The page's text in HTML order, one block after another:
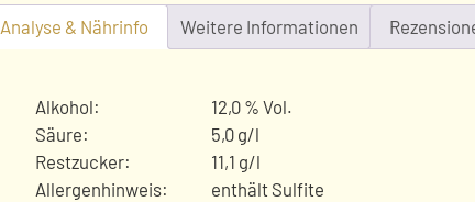
Analyse & Nährinfo Weitere Informationen
Alkohol:
12,0 % Vol.
Säure:
5,0 g/l
Restzucker:
11,1 g/l
Allergenhinweis:
enthält Sulfite